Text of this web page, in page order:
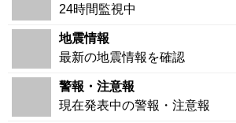
24時間監視中
地震情報
最新の地震情報を確認
警報・注意報
現在発表中の警報・注意報